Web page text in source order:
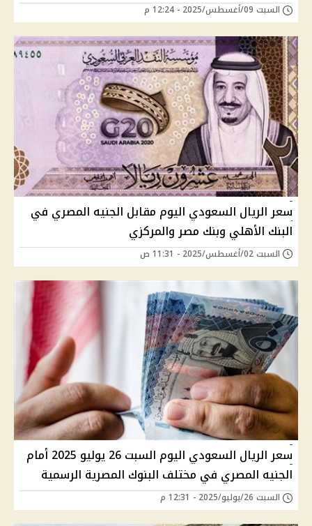
السبت 09/أغسطس/2025 - 12:24 م
سعر الريال السعودي اليوم مقابل الجنيه المصري في
البنك الأهلي وبنك مصر والمركزي
السبت 02/أغسطس/2025 - 11:31 ص
سعر الريال السعودي اليوم السبت 26 يوليو 2025 أمام
الجنيه المصري في مختلف البنوك المصرية الرسمية
السبت 26/يوليو/2025 - 12:31 م